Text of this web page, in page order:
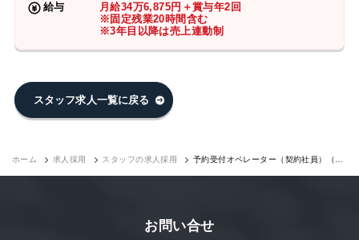
給与
月給34万6,875円＋賞与年2回
※固定残業20時間含む
※3年目以降は売上連動制
スタッフ求人一覧に戻る
ホーム 求人採用 スタッフの求人採用
予約受付オペレーター（契約社員）（永
お問い合せ